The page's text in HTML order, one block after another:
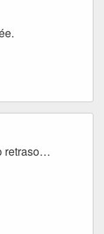
retraso…